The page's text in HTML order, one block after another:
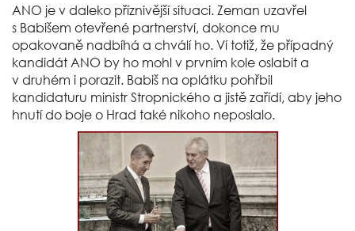
ANO je v daleko příznivější situaci. Zeman uzavřel
s Babišem otevřené partnerství, dokonce mu
opakovaně nadbíhá a chválí ho. Ví totiž, že případný
kandidát ANO by ho mohl v prvním kole oslabit a
v druhém i porazit. Babiš na oplátku pohřbil
kandidaturu ministr Stropnického a jistě zařídí, aby jeho
hnutí do boje o Hrad také nikoho neposlalo.